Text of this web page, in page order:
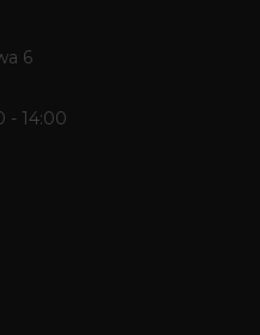
6
- 14:00